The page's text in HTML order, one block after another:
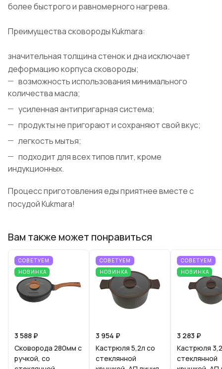
более быстрого и равномерного нагрева.
Преимущества сковороды Kukmara:
значительная толщина стенок и дна исключает
деформацию корпуса сковороды;
возможность использования минимального
количества масла;
усиленная антипригарная система;
продукты не пригорают и сохраняют свой вкус;
легкость мытья;
подходит для всех типов плит, кроме
индукционных.
Процесс приготовления еды приятнее вместе с
посудой Kukmara!
Вам также может понравиться
СОВЕТУЕМ
НОВИНКА
3 588 ₽
Сковорода 280мм с
ручкой, со
СОВЕТУЕМ
НОВИНКА
3 954 ₽
Кастрюля 5,2л со
стеклянной
СОВЕТУЕМ
НОВИНКА
3 283 ₽
Кастрюля
стеклянной